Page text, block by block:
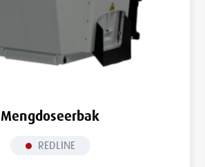
Mengdoseerbak
REDLINE